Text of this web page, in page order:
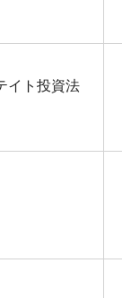
イト投資法